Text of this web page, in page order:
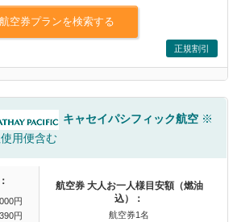
航空券プランを検索する
正規割引
キャセイパシフィック航空 ※
用便含む
円
円
航空券 大人お一人様目安額（燃油
込）：
航空券1名